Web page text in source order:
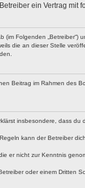
ein Vertrag
Folgenden
die an dieser Stelle
Beitrag im Rahmen des
insbesondere, dass
kann der Betreiber
er nicht zur Kenntnis
oder einem Dritten